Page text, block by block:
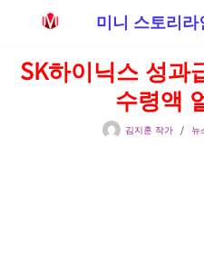
텐
미니 스토리라
SK하이닉스 성과
수령액
김지훈 작가 뉴